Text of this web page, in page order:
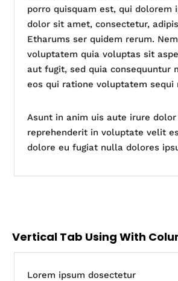
porro quisquam est, qui dolorem
dolor sit amet, consectetur,
Etharums ser quidem rerum.
voluptatem quia voluptas sit
aut fugit, sed quia consequuntur
eos qui ratione voluptatem sequi
Asunt in anim uis aute irure
reprehenderit in voluptate velit
dolore eu fugiat nulla dolores
Vertical Tab Using With
Lorem ipsum dosectetur